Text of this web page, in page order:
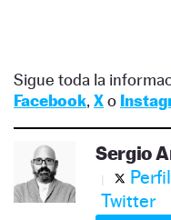
Sigue toda la
Facebook, Xo
Sergio
Twitter